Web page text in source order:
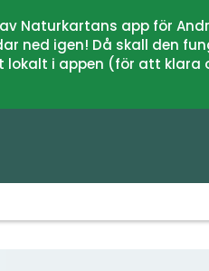
Naturkartans app för
ned igen! Då skall den
i appen (för att